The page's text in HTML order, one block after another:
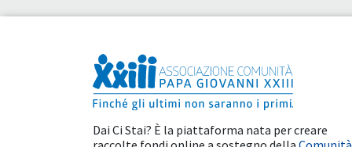
Dai Ci Stai? È la piattaforma nata per creare